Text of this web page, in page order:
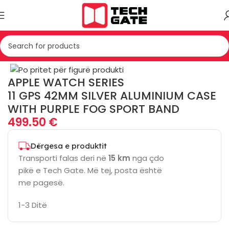
Kreu TELEFONIA SMART WATCH
Click to enlarge
APPLE WATCH SERIES
11 GPS 42MM SILVER ALUMINIUM CASE
WITH PURPLE FOG SPORT BAND
499.50 €
Dërgesa e produktit
Transporti falas deri në 15 km nga çdo
pikë e Tech Gate. Më tej, posta është
me pagesë.
1-3 Ditë